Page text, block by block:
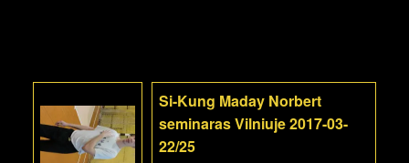
Si-Kung Maday Norbert
seminaras Vilniuje 2017-03-
22/25